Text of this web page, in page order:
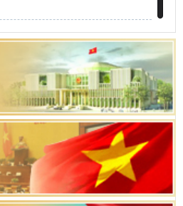
họp thứ Nhất, Quốc hội khóa XVI
trình bỏ phiếu bầu cử ĐBQH
đại biểu HĐND các cấp nhiệm kỳ
hội Việt Nam: vì lợi ích Nhân dân,
của đất nước
duyệt nội dung Đại hội đại biểu